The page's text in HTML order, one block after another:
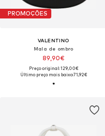
PROMOÇÕES
VALENTINO
Mala de ombro
89,90€
Preço original: 129,00€
Último preço mais baixo:71,92€